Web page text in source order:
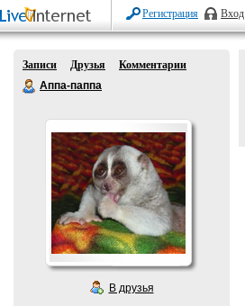
Регистрация Вход
Записи Друзья
Комментарии
Аппа-паппа
В друзья